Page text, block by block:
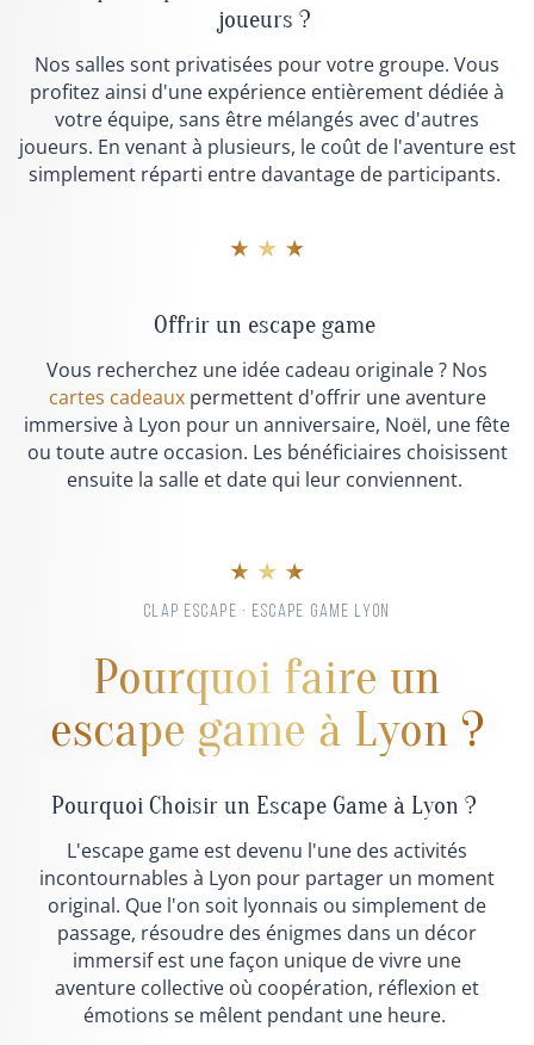
joueurs ?
Nos salles sont privatisées pour votre groupe. Vous
profitez ainsi d'une expérience entièrement dédiée à
votre équipe, sans être mélangés avec d'autres
joueurs. En venant à plusieurs, le coût de l'aventure est
simplement réparti entre davantage de participants.
★ ★ ★
Offrir un escape game
Vous recherchez une idée cadeau originale ? Nos
cartes cadeauxpermettent d'offrir une aventure
immersive à Lyon pour un anniversaire, Noël, une fête
ou toute autre occasion. Les bénéficiaires choisissent
ensuite la salle et date qui leur conviennent.
★ ★ ★
CLAP ESCAPE · ESCAPE GAME LYON
Pourquoi faire un
escape game à Lyon ?
Pourquoi Choisir un Escape Game à Lyon ?
L'escape game est devenu l'une des activités
incontournables à Lyon pour partager un moment
original. Que l'on soit lyonnais ou simplement de
passage, résoudre des énigmes dans un décor
immersif est une façon unique de vivre une
aventure collective où coopération, réflexion et
émotions se mêlent pendant une heure.